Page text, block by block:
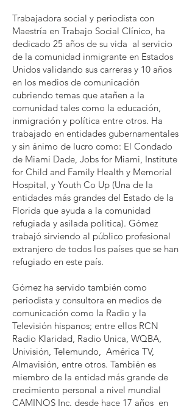
Trabajadora social y periodista con
Maestría en Trabajo Social Clínico, ha
dedicado 25 años de su vida al servicio
de la comunidad inmigrante en Estados
Unidos validando sus carreras y 10 años
en los medios de comunicación
cubriendo temas que atañen a la
comunidad tales como la educación,
inmigración y política entre otros. Ha
trabajado en entidades gubernamentales
y sin ánimo de lucro como: El Condado
de Miami Dade, Jobs for Miami, Institute
for Child and Family Health y Memorial
Hospital, y Youth Co Up (Una de la
entidades más grandes del Estado de la
Florida que ayuda a la comunidad
refugiada y asilada política). Gómez
trabajó sirviendo al público profesional
extranjero de todos los países que se han
refugiado en este país.
Gómez ha servido también como
periodista y consultora en medios de
comunicación como la Radio y la
Televisión hispanos; entre ellos RCN
Radio Klaridad, Radio Unica, WQBA,
Univisión, Telemundo, América TV,
Almavisión, entre otros. También es
miembro de la entidad más grande de
crecimiento personal a nivel mundial
CAMINOS Inc. desde hace 17 años en